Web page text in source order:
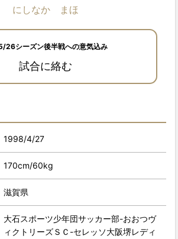
にしなか まほ
26シーズン後半戦への意気込み
試合に絡む
1998/4/27
170cm/60kg
滋賀県
大石スポーツ少年団サッカー部-おおつヴ
ィクトリーズＳＣ-セレッソ大阪堺レディ